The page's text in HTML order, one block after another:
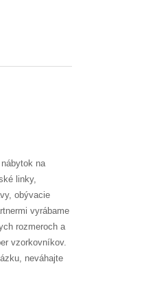
na
linky,
obývacie
vyrábame
rozmeroch a
vzorkovníkov.
neváhajte